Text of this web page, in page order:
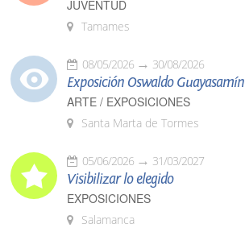
JUVENTUD
Tamames
08/05/2026 30/08/2026
Exposición Oswaldo Guayasamín
ARTE / EXPOSICIONES
Santa Marta de Tormes
05/06/2026 31/03/2027
Visibilizar lo elegido
EXPOSICIONES
Salamanca